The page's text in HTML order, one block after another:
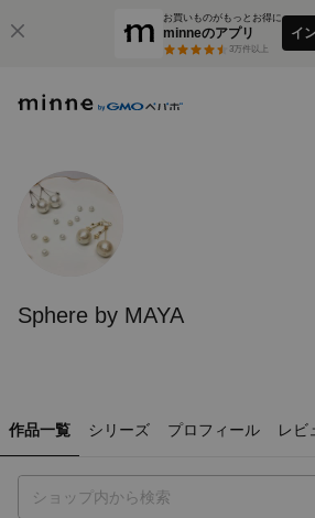
お買いものがもっとお得に
minneのアプリ
3万件以上
イ
Sphere by MAYA
作品一覧 シリーズ プロフィール レビ